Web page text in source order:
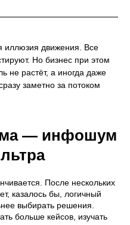
иллюзия движения. Все
Но бизнес при этом
не растёт, а иногда даже
заметно за потоком
— инфошум
После нескольких
казалось бы, логичный
выбирать решения.
больше кейсов, изучать